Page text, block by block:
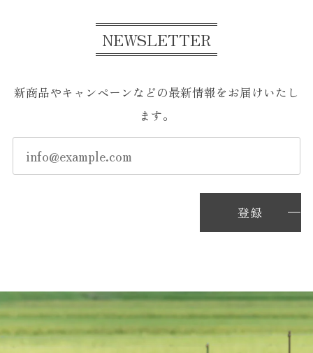
2026/07/15
に、はちみつマロンは凄いと思いました。 はちみつマ
ロンを食べた時に上垣さん天才！て。 le fleuveさんを他
方のおかげでle fleuveさんと出会うことが出来たわけ
で…。 出会えたことに感謝です。 美味しいチョコレー
le fleuveのクッキー缶
2026/07/01
NEWSLETTER
新商品やキャンペーンなどの最新情報をお届けいたし
ます。
登録